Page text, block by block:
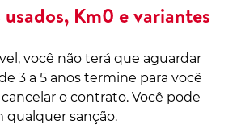
Km0 e variantes
você não terá que aguardar
3 a 5 anos termine para você
o contrato. Você pode
qualquer sanção.